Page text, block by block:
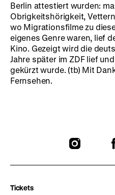
Berlin attestiert wurden:
Obrigkeitshörigkeit,
wo Migrationsfilme zu
eigenes Genre waren, lief
Kino. Gezeigt wird die
Jahre später im ZDF lief
gekürzt wurde. (tb) Mit
Fernsehen.
To
Tickets